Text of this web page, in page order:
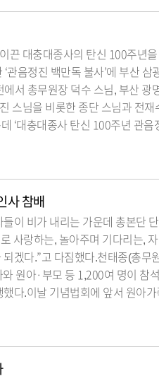
끈 대충대종사의 탄신 100주년을
음정진 백만독 불사’에 부산 삼
서 총무원장 덕수 스님, 부산 광
스님을 비롯한 종단 스님과 전재
‘대충대종사 탄신 100주년 관음
사 참배
이 비가 내리는 가운데 총본단
사랑하는, 놀아주며 기다리는,
겠다.”고 다짐했다.천태종(총무
원아·부모 등 1,200여 명이 참
다.이날 기념법회에 앞서 원아